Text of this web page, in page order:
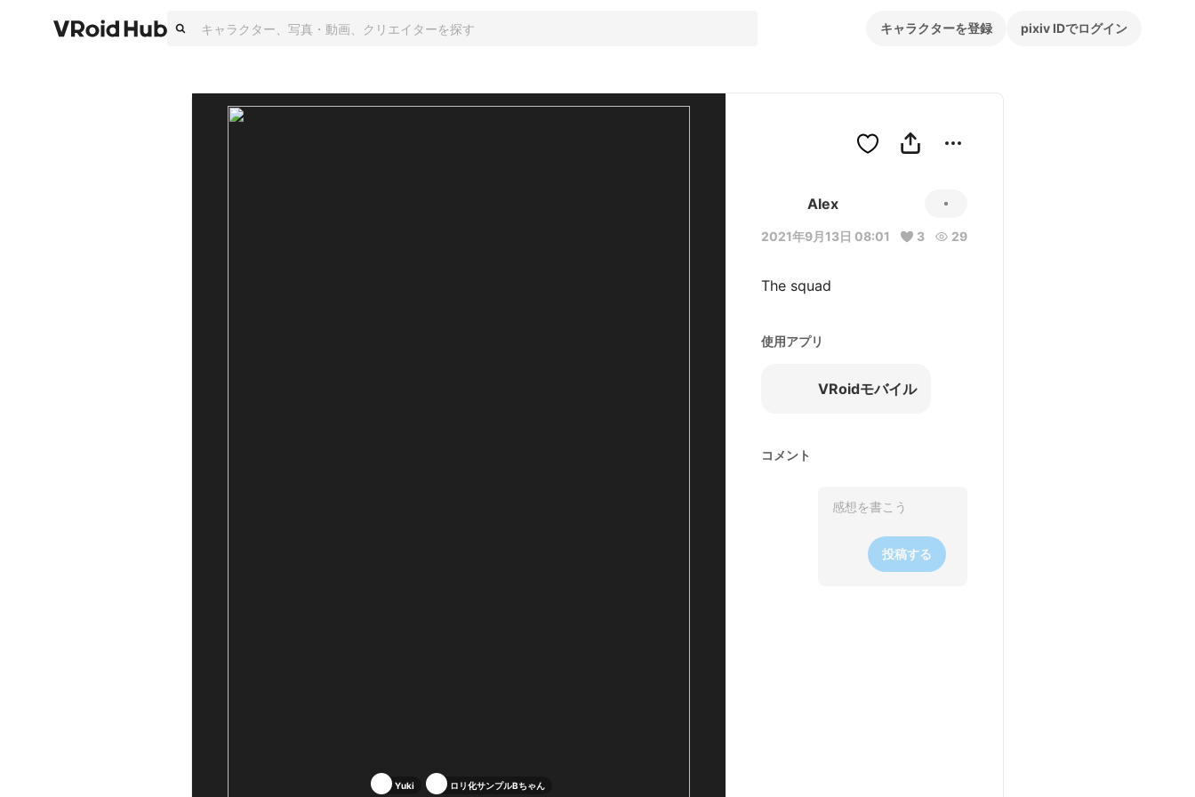
キャラクターを登録 pixiv IDでログイン
Yuki ロリ化サンプルBちゃん
Alex
2021年9月13日 08:01 3 29
The squad
使用アプリ
VRoidモバイル
コメント
投稿する